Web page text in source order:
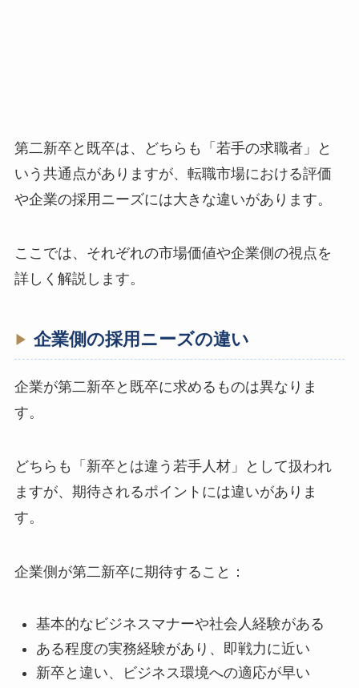
第二新卒と既卒は、どちらも「若手の求職者」と
いう共通点がありますが、転職市場における評価
や企業の採用ニーズには大きな違いがあります。
ここでは、それぞれの市場価値や企業側の視点を
詳しく解説します。
企業側の採用ニーズの違い
企業が第二新卒と既卒に求めるものは異なりま
す。
どちらも「新卒とは違う若手人材」として扱われ
ますが、期待されるポイントには違いがありま
す。
企業側が第二新卒に期待すること：
基本的なビジネスマナーや社会人経験がある
ある程度の実務経験があり、即戦力に近い
新卒と違い、ビジネス環境への適応が早い